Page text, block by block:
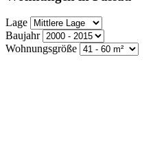
Lage
Baujahr
Wohnungsgröße